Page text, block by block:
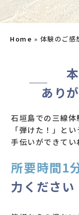
Home » 体験のご感
あり
石垣島での三線体
「弾けた！」と
手伝いができてい
所要時間1
力ください